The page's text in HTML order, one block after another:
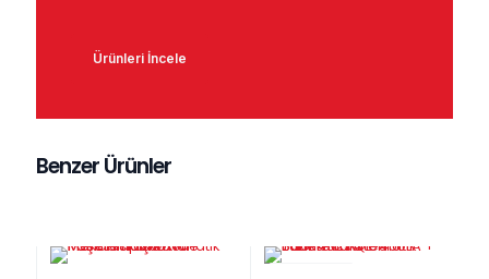
Ürünleri İncele
Benzer Ürünler